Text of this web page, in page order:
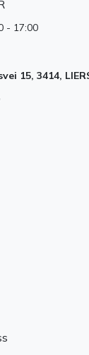
- 17:00
15, 3414,